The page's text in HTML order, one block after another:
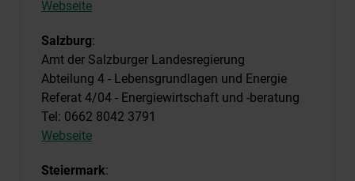
Webseite
Salzburg:
Amt der Salzburger Landesregierung
Abteilung 4 - Lebensgrundlagen und Energie
Referat 4/04 - Energiewirtschaft und -beratung
Tel: 0662 8042 3791
Webseite
Steiermark: